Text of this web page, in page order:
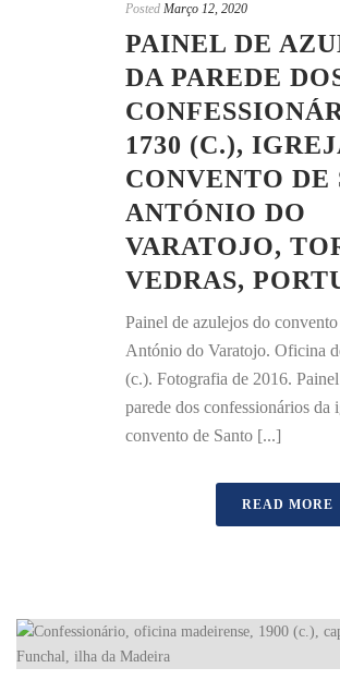
Posted Março 12, 2020
PAINEL DE
DA PAREDE
1730 (C.),
CONVENTO DE
ANTÓNIO DO
VARATOJO,
VEDRAS,
Painel de azulejos do
António do Varatojo. Oficina
(c.). Fotografia de 2016.
parede dos confessionários da
convento de Santo [...]
READ MORE